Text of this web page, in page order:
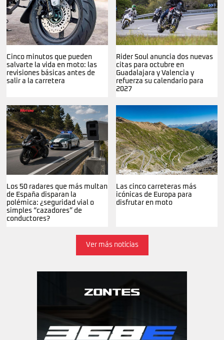
Cinco minutos que pueden
salvarte la vida en moto: las
revisiones básicas antes de
salir a la carretera
Rider Soul anuncia dos nuevas
citas para octubre en
Guadalajara y Valencia y
refuerza su calendario para
2027
Los 50 radares que más multan
de España disparan la
polémica: ¿seguridad vial o
simples “cazadores” de
conductores?
Las cinco carreteras más
icónicas de Europa para
disfrutar en moto
Ver más noticias